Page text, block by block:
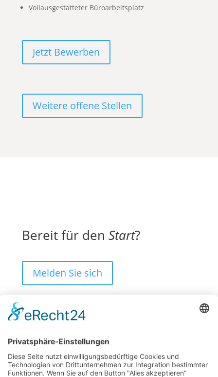
Vollausgestatteter Büroarbeitsplatz
Jetzt Bewerben
Weitere offene Stellen
Bereit für den Start?
Melden Sie sich
Bahnhofplatz 7
83233 Bernau am Chiemsee